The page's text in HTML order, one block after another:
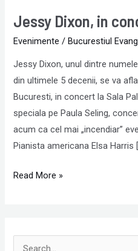
Jessy Dixon, in
Evenimente /Bucurestiul
Jessy Dixon, unul dintre
din ultimele 5 decenii, se va
Bucuresti, in concert la Sala
speciala pe Paula Seling,
acum ca cel mai „incendiar”
Pianista americana Elsa Harris
Jessy
concert
la
Bucuresti
Read More »